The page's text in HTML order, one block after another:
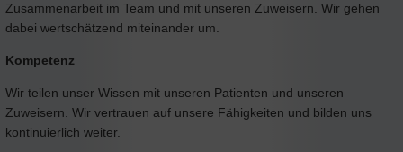
Zusammenarbeit im Team und mit unseren Zuweisern. Wir gehen
dabei wertschätzend miteinander um.
Kompetenz
Wir teilen unser Wissen mit unseren Patienten und unseren
Zuweisern. Wir vertrauen auf unsere Fähigkeiten und bilden uns
kontinuierlich weiter.